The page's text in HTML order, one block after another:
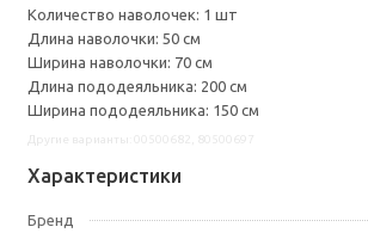
Количество наволочек: 1 шт
Длина наволочки: 50 см
Ширина наволочки: 70 см
Длина пододеяльника: 200 см
Ширина пододеяльника: 150 см
Характеристики
Бренд